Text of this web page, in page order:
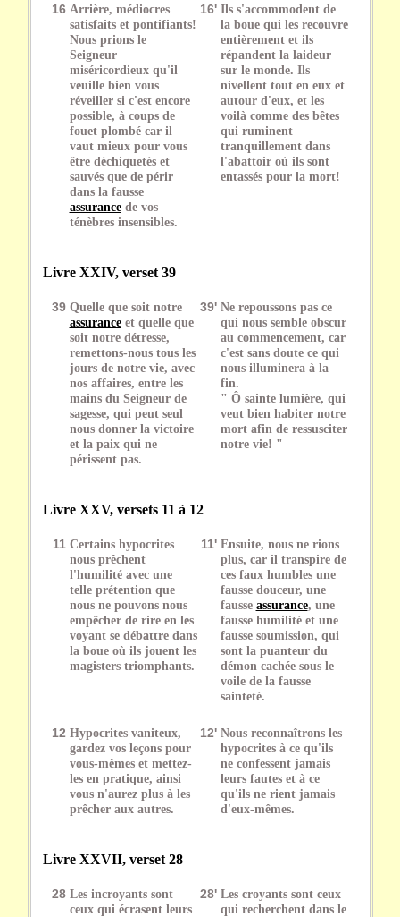
16 Arrière, médiocres
satisfaits et pontifiants!
Nous prions le
Seigneur
miséricordieux qu'il
veuille bien vous
réveiller si c'est encore
possible, à coups de
fouet plombé car il
vaut mieux pour vous
être déchiquetés et
sauvés que de périr
dans la fausse
assurancede vos
ténèbres insensibles.
16' Ils s'accommodent de
la boue qui les recouvre
entièrement et ils
répandent la laideur
sur le monde. Ils
nivellent tout en eux et
autour d'eux, et les
voilà comme des bêtes
qui ruminent
tranquillement dans
l'abattoir où ils sont
entassés pour la mort!
Livre XXIV, verset 39
39 Quelle que soit notre
assuranceet quelle que
soit notre détresse,
remettons-nous tous les
jours de notre vie, avec
nos affaires, entre les
mains du Seigneur de
sagesse, qui peut seul
nous donner la victoire
et la paix qui ne
périssent pas.
39' Ne repoussons pas ce
qui nous semble obscur
au commencement, car
c'est sans doute ce qui
nous illuminera à la
fin.
" Ô sainte lumière, qui
veut bien habiter notre
mort afin de ressusciter
notre vie! "
Livre XXV, versets 11 à 12
11 Certains hypocrites
nous prêchent
l'humilité avec une
telle prétention que
nous ne pouvons nous
empêcher de rire en les
voyant se débattre dans
la boue où ils jouent les
magisters triomphants.
11' Ensuite, nous ne rions
plus, car il transpire de
ces faux humbles une
fausse douceur, une
fausse assurance, une
fausse humilité et une
fausse soumission, qui
sont la puanteur du
démon cachée sous le
voile de la fausse
sainteté.
12 Hypocrites vaniteux,
gardez vos leçons pour
vous-mêmes et mettez-
les en pratique, ainsi
vous n'aurez plus à les
prêcher aux autres.
12' Nous reconnaîtrons les
hypocrites à ce qu'ils
ne confessent jamais
leurs fautes et à ce
qu'ils ne rient jamais
d'eux-mêmes.
Livre XXVII, verset 28
28 Les incroyants sont
ceux qui écrasent leurs
28' Les croyants sont ceux
qui recherchent dans le